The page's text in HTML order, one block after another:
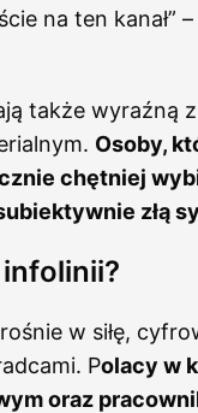
na ten kanał”
także wyraźną
Osoby,
chętniej
złą
w siłę,
Polacy w
oraz